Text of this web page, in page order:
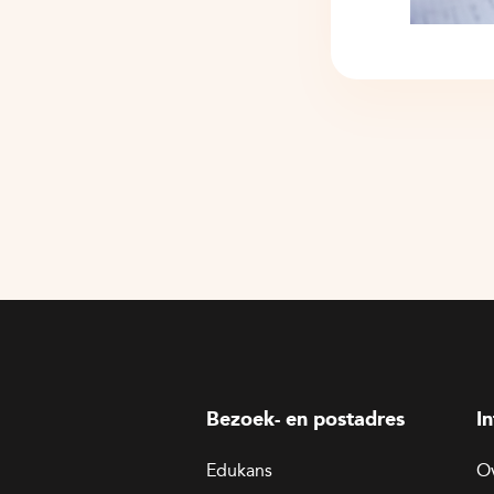
Bezoek- en postadres
Edukans